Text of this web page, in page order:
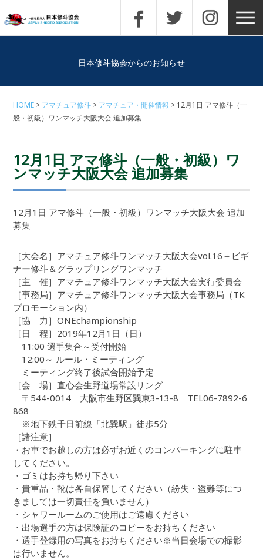
日本修斗協会からのお知らせ
HOME アマチュア修斗 アマチュア・開催情報
12月1日 アマ修斗（一
般・初級）ワンマッチ大阪大会 追加募集
12月1日 アマ修斗（一般・初級）ワ
ンマッチ大阪大会 追加募集
12月1日 アマ修斗（一般・初級）ワンマッチ大阪大会 追加
募集
［大会名］アマチュア修斗ワンマッチ大阪大会vol.16＋ビギ
ナー修斗＆グラップリングワンマッチ
［主 催］アマチュア修斗ワンマッチ大阪大会実行委員会
［事務局］アマチュア修斗ワンマッチ大阪大会事務局（TK
プロモーション内）
［協 力］ONEchampionship
［日 程］2019年12月1日（日）
11:00 選手集合～受付開始
12:00～ ルール・ミーティング
ミーティング終了後試合開始予定
［会 場］直心会生野道場常設リング
〒544-0014 大阪市生野区巽東3-13-8 TEL06-7892-6
868
※地下鉄千日前線「北巽駅」徒歩5分
［諸注意］
・お車でお越しの方は必ずお近くのコンパーキングに駐車
してください。
・ゴミはお持ち帰り下さい
・貴重品・靴は各自保管してください（紛失・盗難等につ
きましては一切責任を負いません）
・シャワールームのご使用はご遠慮ください
・出場選手の方は保険証のコピーをお持ちください
・選手登録用の写真をお持ちください※当日会場での撮影
は行いません。